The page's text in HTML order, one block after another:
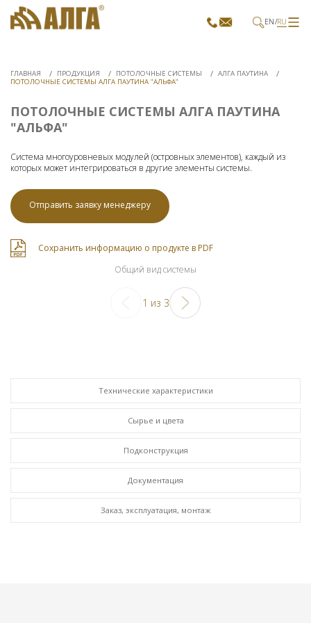
EN RU
ГЛАВНАЯ ПРОДУКЦИЯ ПОТОЛОЧНЫЕ СИСТЕМЫ
АЛГА ПАУТИНА
ПОТОЛОЧНЫЕ СИСТЕМЫ АЛГА ПАУТИНА "АЛЬФА"
ПОТОЛОЧНЫЕ СИСТЕМЫ АЛГА ПАУТИНА
"АЛЬФА"
Система многоуровневых модулей (островных элементов), каждый из
которых может интегрироваться в другие элементы системы.
Отправить заявку менеджеру
Сохранить информацию о продукте в PDF
Общий вид системы
1 из 3
Технические характеристики
Сырье и цвета
Подконструкция
Документация
Заказ, эксплуатация, монтаж